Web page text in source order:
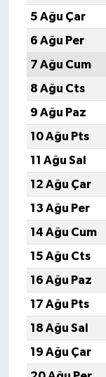
5 Ağu Çar
6 Ağu Per
7 Ağu Cum
8 Ağu Cts
9 Ağu Paz
10 Ağu Pts
11 Ağu Sal
12 Ağu Çar
13 Ağu Per
14 Ağu Cum
15 Ağu Cts
16 Ağu Paz
17 Ağu Pts
18 Ağu Sal
19 Ağu Çar